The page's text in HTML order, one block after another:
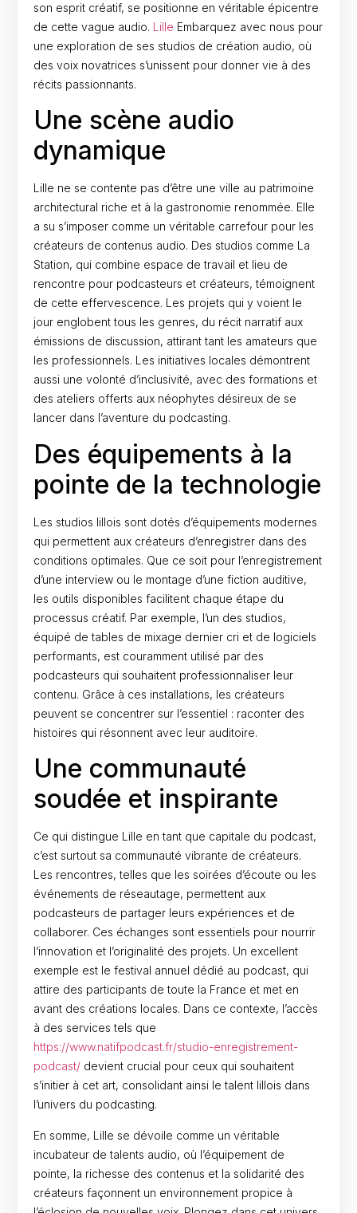
son esprit créatif, se positionne en véritable épicentre
de cette vague audio. Lille Embarquez avec nous pour
une exploration de ses studios de création audio, où
des voix novatrices s’unissent pour donner vie à des
récits passionnants.
Une scène audio
dynamique
Lille ne se contente pas d’être une ville au patrimoine
architectural riche et à la gastronomie renommée. Elle
a su s’imposer comme un véritable carrefour pour les
créateurs de contenus audio. Des studios comme La
Station, qui combine espace de travail et lieu de
rencontre pour podcasteurs et créateurs, témoignent
de cette effervescence. Les projets qui y voient le
jour englobent tous les genres, du récit narratif aux
émissions de discussion, attirant tant les amateurs que
les professionnels. Les initiatives locales démontrent
aussi une volonté d’inclusivité, avec des formations et
des ateliers offerts aux néophytes désireux de se
lancer dans l’aventure du podcasting.
Des équipements à la
pointe de la technologie
Les studios lillois sont dotés d’équipements modernes
qui permettent aux créateurs d’enregistrer dans des
conditions optimales. Que ce soit pour l’enregistrement
d’une interview ou le montage d’une fiction auditive,
les outils disponibles facilitent chaque étape du
processus créatif. Par exemple, l’un des studios,
équipé de tables de mixage dernier cri et de logiciels
performants, est couramment utilisé par des
podcasteurs qui souhaitent professionnaliser leur
contenu. Grâce à ces installations, les créateurs
peuvent se concentrer sur l’essentiel : raconter des
histoires qui résonnent avec leur auditoire.
Une communauté
soudée et inspirante
Ce qui distingue Lille en tant que capitale du podcast,
c’est surtout sa communauté vibrante de créateurs.
Les rencontres, telles que les soirées d’écoute ou les
événements de réseautage, permettent aux
podcasteurs de partager leurs expériences et de
collaborer. Ces échanges sont essentiels pour nourrir
l’innovation et l’originalité des projets. Un excellent
exemple est le festival annuel dédié au podcast, qui
attire des participants de toute la France et met en
avant des créations locales. Dans ce contexte, l’accès
à des services tels que
https://www.natifpodcast.fr/studio-enregistrement-
podcast/ devient crucial pour ceux qui souhaitent
s’initier à cet art, consolidant ainsi le talent lillois dans
l’univers du podcasting.
En somme, Lille se dévoile comme un véritable
incubateur de talents audio, où l’équipement de
pointe, la richesse des contenus et la solidarité des
créateurs façonnent un environnement propice à